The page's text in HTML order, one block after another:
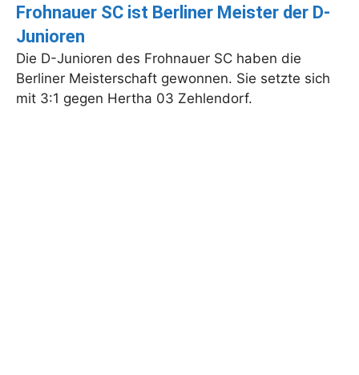
Frohnauer SC ist Berliner Meister der D-
Junioren
Die D-Junioren des Frohnauer SC haben die
Berliner Meisterschaft gewonnen. Sie setzte sich
mit 3:1 gegen Hertha 03 Zehlendorf.